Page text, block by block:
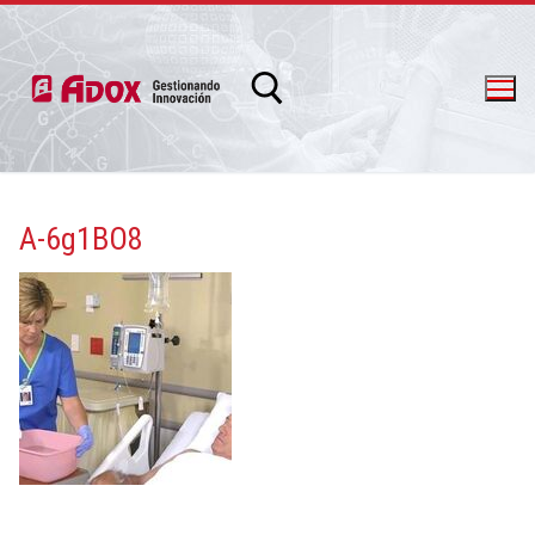
info@adox.com.ar whatsapp: 54 9 11 6230 2470
A-6g1BO8